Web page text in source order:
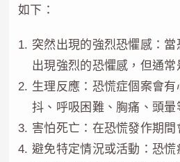
如下：
突然出現的強烈恐懼感：
出現強烈的恐懼感，但通常
生理反應：恐慌症個案會
抖、呼吸困難、胸痛、頭暈
害怕死亡：在恐慌發作期間
避免特定情況或活動：恐